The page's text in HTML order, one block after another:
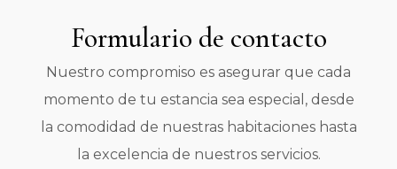
Formulario de contacto
Nuestro compromiso es asegurar que cada
momento de tu estancia sea especial, desde
la comodidad de nuestras habitaciones hasta
la excelencia de nuestros servicios.